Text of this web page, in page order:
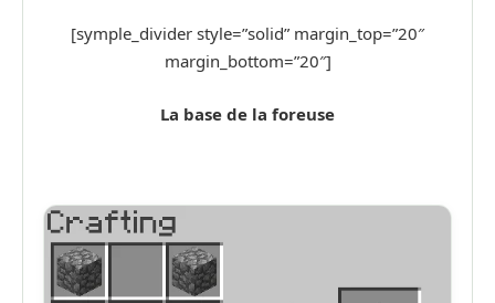
[symple_divider style=”solid” margin_top=”20″
margin_bottom=”20″]
La base de la foreuse